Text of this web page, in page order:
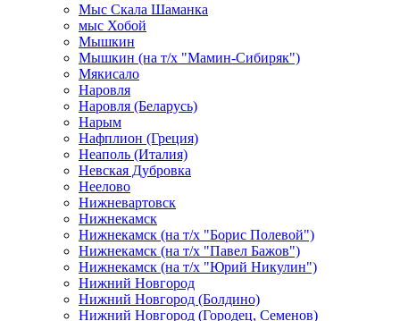
Мыс Скала Шаманка
мыс Хобой
Мышкин
Мышкин (на т/х "Мамин-Сибиряк")
Мякисало
Наровля
Наровля (Беларусь)
Нарым
Нафплион (Греция)
Неаполь (Италия)
Невская Дубровка
Неелово
Нижневартовск
Нижнекамск
Нижнекамск (на т/х "Борис Полевой")
Нижнекамск (на т/х "Павел Бажов")
Нижнекамск (на т/х "Юрий Никулин")
Нижний Новгород
Нижний Новгород (Болдино)
Нижний Новгород (Городец, Семенов)